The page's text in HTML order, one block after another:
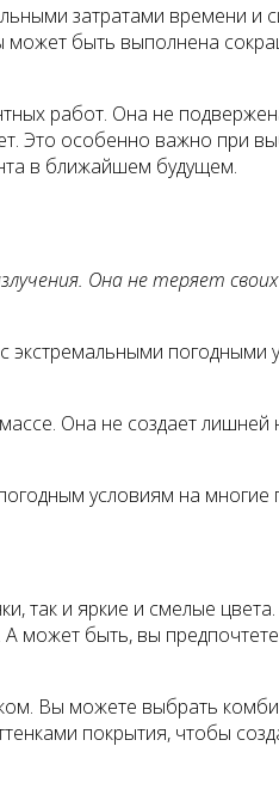
затратами времени и
может быть выполнена
работ. Она не
Это особенно важно при
в ближайшем будущем.
Она не теряет
погодными
Она не создает лишней
условиям на многие
так и яркие и смелые
быть, вы предпочтете
Вы можете выбрать
покрытия, чтобы